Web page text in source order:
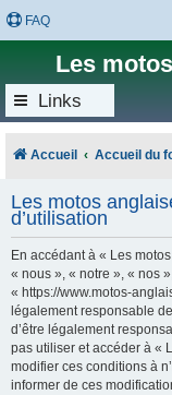
FAQ
Les
Links
Accueil Accueil du
Les motos
d’utilisation
En accédant à « Les
« nous », « notre », « nos
« https://www.motos-
légalement responsable
d’être légalement
pas utiliser et accéder à «
modifier ces conditions à
informer de ces